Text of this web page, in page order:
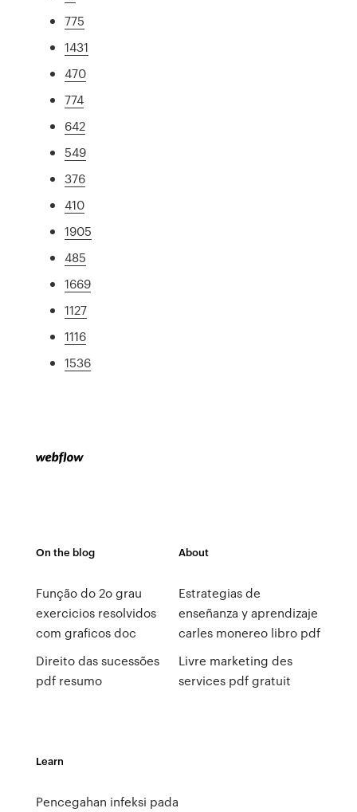
775
1431
470
774
642
549
376
410
1905
485
1669
1127
1116
1536
On the blog
Função do 2o grau
exercicios resolvidos
com graficos doc
Direito das sucessões
pdf resumo
About
Estrategias de
enseñanza y aprendizaje
carles monereo libro pdf
Livre marketing des
services pdf gratuit
Learn
Pencegahan infeksi pada